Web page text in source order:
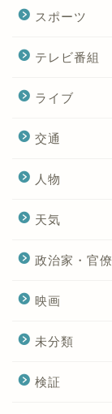
スポーツ
テレビ番組
ライブ
交通
人物
天気
政治家・官僚
映画
未分類
検証